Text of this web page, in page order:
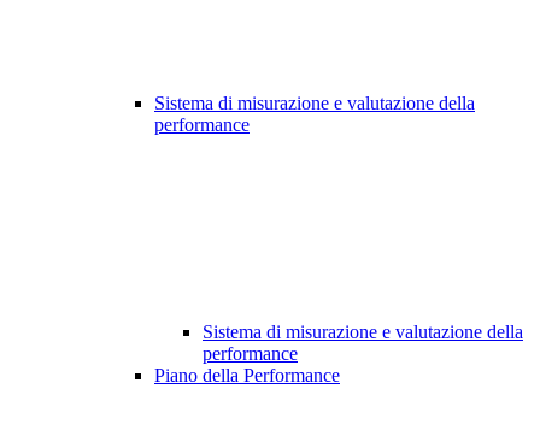
Sistema di misurazione e valutazione della
performance
Sistema di misurazione e valutazione della
performance
Piano della Performance